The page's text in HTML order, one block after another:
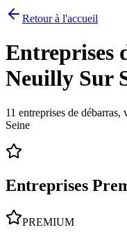
Retour à l'accueil
Entreprises
Neuilly Sur
11 entreprises de
Seine
Entreprises
PREMIUM